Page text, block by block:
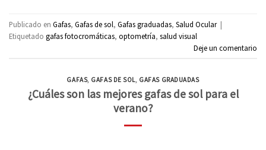
Publicado en Gafas, Gafas de sol, Gafas graduadas, Salud Ocular |
Etiquetado gafas fotocromáticas, optometría, salud visual
Deje un comentario
GAFAS, GAFAS DE SOL, GAFAS GRADUADAS
¿Cuáles son las mejores gafas de sol para el
verano?